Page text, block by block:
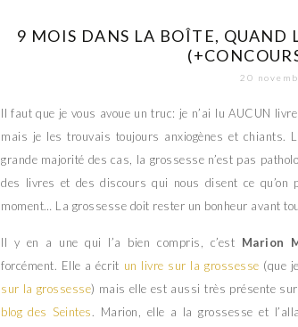
9 MOIS DANS LA BOÎTE, QUAND
20
Il faut que je vous avoue un truc: je n’ai lu AUCUN
mais je les trouvais toujours anxiogènes et chiants.
grande majorité des cas, la grossesse n’est pas
des livres et des discours qui nous disent ce
moment… La grossesse doit rester un bonheur avant
Il y en a une qui l’a bien compris, c’est Marion
forcément. Elle a écrit un livre sur la grossesse (que
sur la grossesse) mais elle est aussi très présente
blog des Seintes. Marion, elle a la grossesse et